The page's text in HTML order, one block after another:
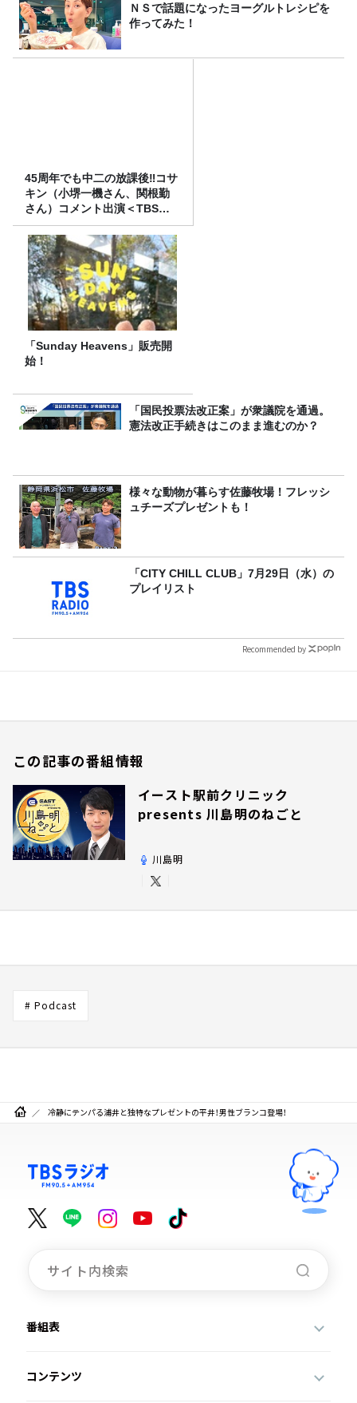
ＮＳで話題になったヨーグルトレシピを
作ってみた！
45周年でも中二の放課後‼コサ
キン（小堺一機さん、関根勤
さん）コメント出演＜TBSラ
ジオ番組審議会からのご報告
＞
「Sunday Heavens」販売開
始！
「国民投票法改正案」が衆議院を通過。
憲法改正手続きはこのまま進むのか？
様々な動物が暮らす佐藤牧場！フレッシ
ュチーズプレゼントも！
「CITY CHILL CLUB」7月29日（水）の
プレイリスト
Recommended by
この記事の番組情報
イースト駅前クリニック
presents 川島明のねごと
川島明
# Podcast
冷静にテンパる浦井と独特なプレゼントの平井！男性ブランコ登場！
番組表
コンテンツ